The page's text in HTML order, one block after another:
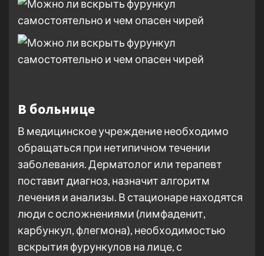
В больнице
В медицинское учреждение необходимо
обращаться при нетипичном течении
заболевания. Дерматолог или терапевт
поставит диагноз, назначит алгоритм
лечения и анализы. В стационаре находятся
люди с осложнениями (лимфаденит,
карбункул, флегмона), необходимостью
вскрытия фурункулов на лице, с